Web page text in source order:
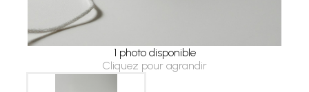
1 photo disponible
Cliquez pour agrandir